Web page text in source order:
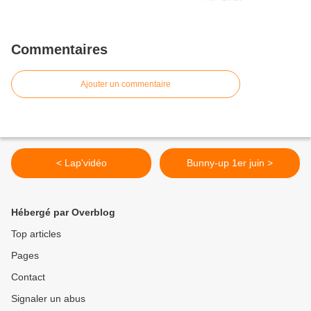
Commentaires
Ajouter un commentaire
< Lap'vidéo Bunny-up 1er juin >
Hébergé par Overblog
Top articles
Pages
Contact
Signaler un abus